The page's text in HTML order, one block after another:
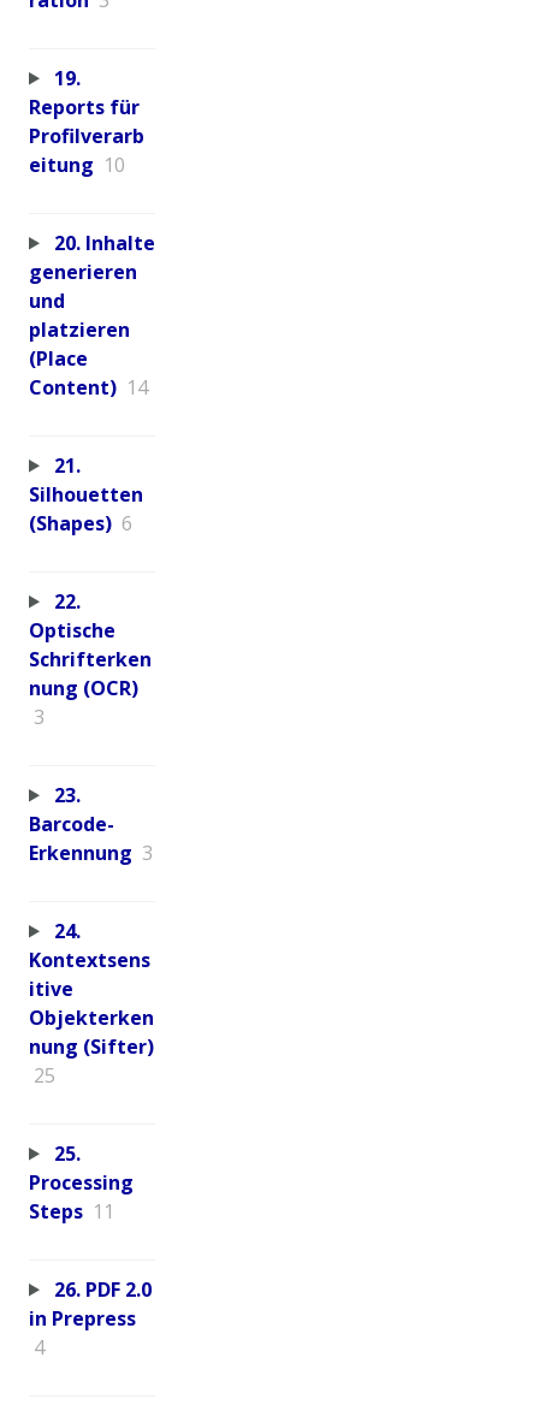
19.
Reports für
Profilverarb
eitung 10
20. Inhalte
generieren
und
platzieren
(Place
Content) 14
21.
Silhouetten
(Shapes) 6
22.
Optische
Schrifterken
nung (OCR)
3
23.
Barcode-
Erkennung 3
24.
Kontextsens
itive
Objekterken
nung (Sifter)
25
25.
Processing
Steps 11
26. PDF 2.0
in Prepress
4